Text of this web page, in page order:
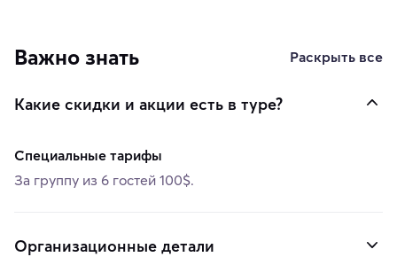
Важно знать Раскрыть все
Какие скидки и акции есть в туре?
Специальные тарифы
За группу из 6 гостей 100$.
Организационные детали